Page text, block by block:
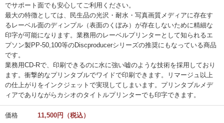
でサポート面でも安心してご利用ください。
最大の特徴としては、民生品の光沢・耐水・写真画質メディアに存在す
るレーベル面のディンプル（表面のくぼみ）が存在しないために精細な
印字が可能になります。業務用のレーベルプリンターとして知られるエ
プソン製PP-50,100等のDiscproducerシリーズの推奨にもなっている商品
です。
業務用CD-Rで、印刷できるのに水に強い嘘のような技術を採用しており
ます。衝撃的なプリンタブルでワイドで印刷できます。リマージュ以上
の仕上がりをインクジェットで実現してしまいます。プリンタブルメデ
ィアでありながらカシオのタイトルプリンターでも印字できます。
価格 11,500円（税込）